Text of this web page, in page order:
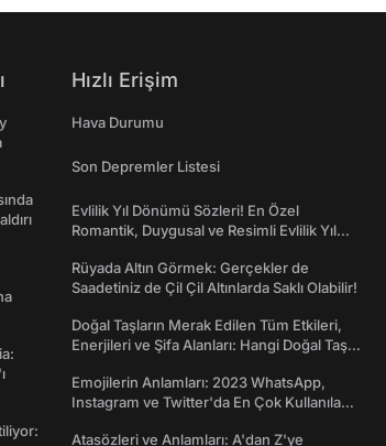
Hızlı Erişim
Hava Durumu
Son Depremler Listesi
Evlilik Yıl Dönümü Sözleri! En Özel
Romantik, Duygusal ve Resimli Evlilik Yıl
Rüyada Altın Görmek: Gerçekler de
Saadetiniz de Çil Çil Altınlarda Saklı Olabilir!
Doğal Taşların Merak Edilen Tüm Etkileri,
Enerjileri ve Şifa Alanları: Hangi Doğal Taş
Emojilerin Anlamları: 2023 WhatsApp,
Instagram ve Twitter'da En Çok Kullanılan
Atasözleri ve Anlamları: A'dan Z'ye